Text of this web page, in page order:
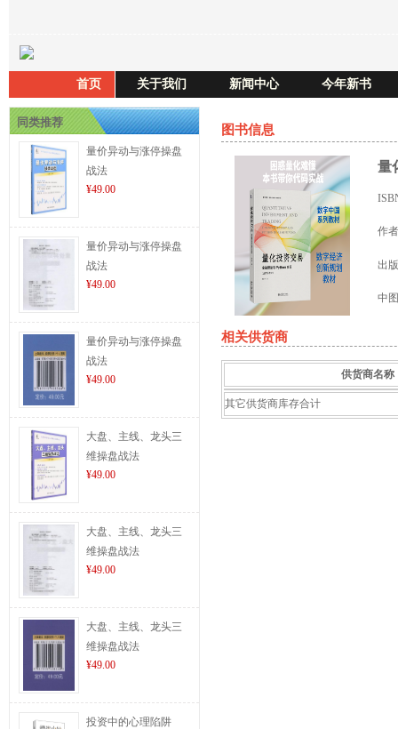
首页 关于我们 新闻中心 今年新书
同类推荐
量价异动与涨停操盘
战法
¥49.00
量价异动与涨停操盘
战法
¥49.00
量价异动与涨停操盘
战法
¥49.00
大盘、主线、龙头三
维操盘战法
¥49.00
大盘、主线、龙头三
维操盘战法
¥49.00
大盘、主线、龙头三
维操盘战法
¥49.00
投资中的心理陷阱
图书信息
量
作
出
中
相关供货商
供货商名称
其它供货商库存合计